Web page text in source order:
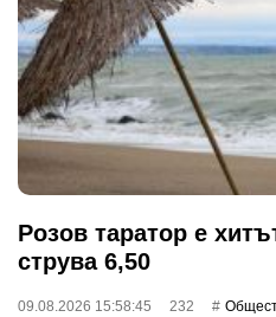
Розов таратор е
струва 6,50
09.08.2026 15:58:45 232